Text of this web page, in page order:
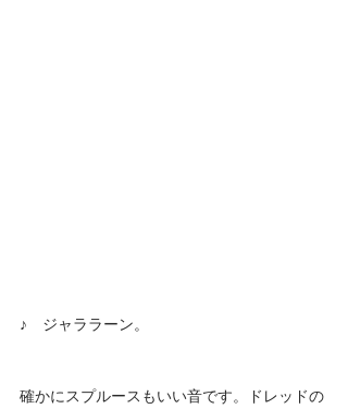
♪　ジャララーン。
確かにスプルースもいい音です。ドレッドの